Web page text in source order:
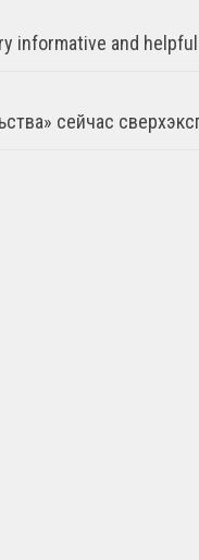
informative and helpful
сейчас